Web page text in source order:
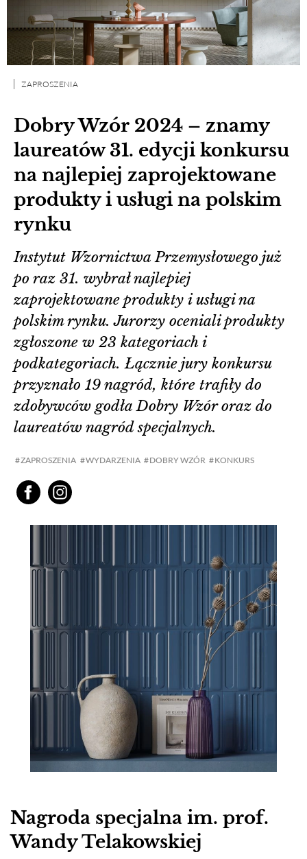
Dobry Wzór 2024 – znamy
laureatów 31. edycji konkursu
na najlepiej zaprojektowane
produkty i usługi na polskim
rynku
ZAPROSZENIA
ZAPROSZENIA WYDARZENIA DOBRY WZÓR KONKURS
Instytut Wzornictwa Przemysłowego już
po raz 31. wybrał najlepiej
zaprojektowane produkty i usługi na
polskim rynku. Jurorzy oceniali produkty
zgłoszone w 23 kategoriach i
podkategoriach. Łącznie jury konkursu
przyznało 19 nagród, które trafiły do
zdobywców godła Dobry Wzór oraz do
laureatów nagród specjalnych.
Nagroda specjalna im. prof.
Wandy Telakowskiej